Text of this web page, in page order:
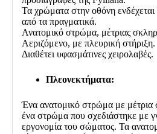
Τα χρώματα στην οθόνη ενδέχεται
από τα πραγματικά.
Ανατομικό στρώμα, μέτριας
Αεριζόμενο, με πλευρική στήριξη.
Διαθέτει υφασμάτινες χειρολαβές.
Πλεονεκτήματα:
Ένα ανατομικό στρώμα με μέτρια
ένα στρώμα που σχεδιάστηκε με
εργονομία του σώματος. Τα